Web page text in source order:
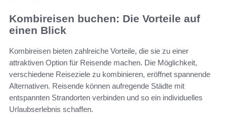
Kombireisen buchen: Die Vorteile auf
einen Blick
Kombireisen bieten zahlreiche Vorteile, die sie zu einer
attraktiven Option für Reisende machen. Die Möglichkeit,
verschiedene Reiseziele zu kombinieren, eröffnet spannende
Alternativen. Reisende können aufregende Städte mit
entspannten Strandorten verbinden und so ein individuelles
Urlaubserlebnis schaffen.